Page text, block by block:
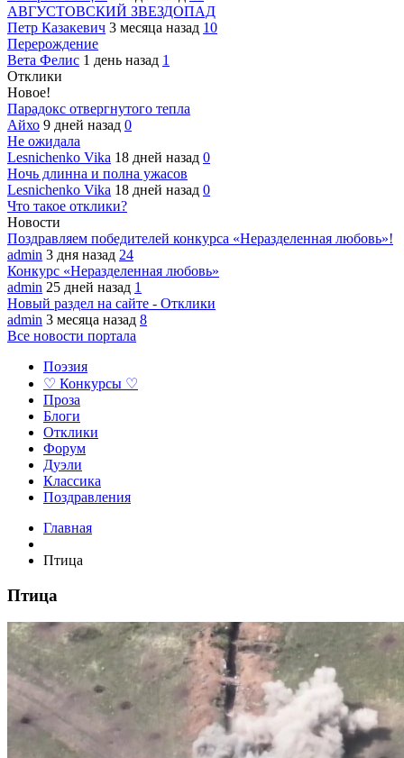
АВГУСТОВСКИЙ ЗВЕЗДОПАД
Петр Казакевич 3 месяца назад 10
Перерождение
Вета Фелис 1 день назад 1
Отклики
Новое!
Парадокс отвергнутого тепла
Айхо 9 дней назад 0
Не ожидала
Lesnichenko Vika 18 дней назад 0
Ночь длинна и полна ужасов
Lesnichenko Vika 18 дней назад 0
Что такое отклики?
Новости
Поздравляем победителей конкурса «Неразделенная любовь»!
admin 3 дня назад 24
Конкурс «Неразделенная любовь»
admin 25 дней назад 1
Новый раздел на сайте - Отклики
admin 3 месяца назад 8
Все новости портала
Поэзия
♡ Конкурсы ♡
Проза
Блоги
Отклики
Форум
Дуэли
Классика
Поздравления
Главная
Птица
Птица